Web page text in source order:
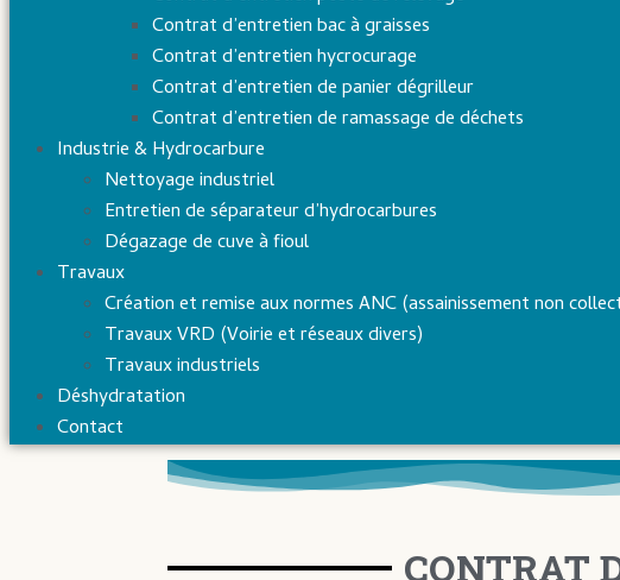
Contrat d’entretien bac à graisses
Contrat d’entretien hycrocurage
Contrat d’entretien de panier dégrilleur
Contrat d’entretien de ramassage de déchets
Industrie & Hydrocarbure
Nettoyage industriel
Entretien de séparateur d’hydrocarbures
Dégazage de cuve à fioul
Travaux
Création et remise aux normes ANC (assainissement non
Travaux VRD (Voirie et réseaux divers)
Travaux industriels
Déshydratation
Contact
CONTRAT